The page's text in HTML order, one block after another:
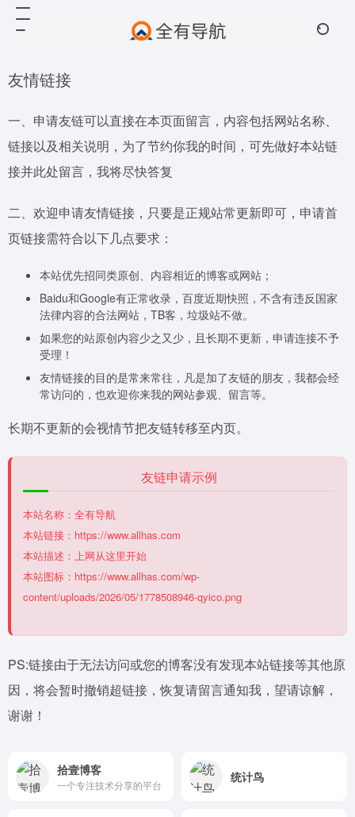
友情链接
一、申请友链可以直接在本页面留言，内容包括网站名称、
链接以及相关说明，为了节约你我的时间，可先做好本站链
接并此处留言，我将尽快答复
二、欢迎申请友情链接，只要是正规站常更新即可，申请首
页链接需符合以下几点要求：
本站优先招同类原创、内容相近的博客或网站；
Baidu和Google有正常收录，百度近期快照，不含有违反国家
法律内容的合法网站，TB客，垃圾站不做。
如果您的站原创内容少之又少，且长期不更新，申请连接不予
受理！
友情链接的目的是常来常往，凡是加了友链的朋友，我都会经
常访问的，也欢迎你来我的网站参观、留言等。
长期不更新的会视情节把友链转移至内页。
友链申请示例
本站名称：全有导航
本站链接：https://www.allhas.com
本站描述：上网从这里开始
本站图标：https://www.allhas.com/wp-
content/uploads/2026/05/1778508946-qyico.png
PS:链接由于无法访问或您的博客没有发现本站链接等其他原
因，将会暂时撤销超链接，恢复请留言通知我，望请谅解，
谢谢！
拾壹博客
一个专注技术分享的平台
统计鸟